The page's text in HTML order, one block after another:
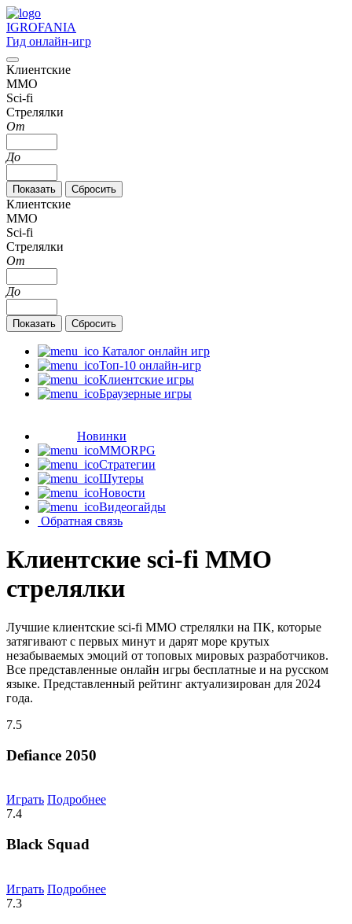
IGROFANIA
Гид онлайн-игр
Клиентские
MMO
Sci-fi
Стрелялки
От
До
Клиентские
MMO
Sci-fi
Стрелялки
От
До
Каталог онлайн игр
Топ-10 онлайн-игр
Клиентские игры
Браузерные игры
Новинки
MMORPG
Стратегии
Шутеры
Новости
Видеогайды
Обратная связь
Клиентские sci-fi MMO
стрелялки
Лучшие клиентские sci-fi MMO стрелялки на ПК, которые
затягивают с первых минут и дарят море крутых
незабываемых эмоций от топовых мировых разработчиков.
Все представленные онлайн игры бесплатные и на русском
языке. Представленный рейтинг актуализирован для 2024
года.
7.5
Defiance 2050
Играть Подробнее
7.4
Black Squad
Играть Подробнее
7.3